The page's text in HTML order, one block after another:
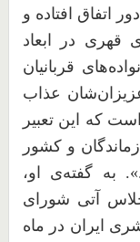
دور اتفاق افتاده و
قهری در
ابعاد
قربانیان
عذاب
است که این تعبیر
و کشور
به گفته‌ی
او،
آتی شورای
ایران در ماه